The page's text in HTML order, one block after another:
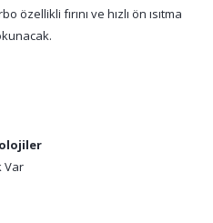
fırını ve hızlı ön ısıtma
Var